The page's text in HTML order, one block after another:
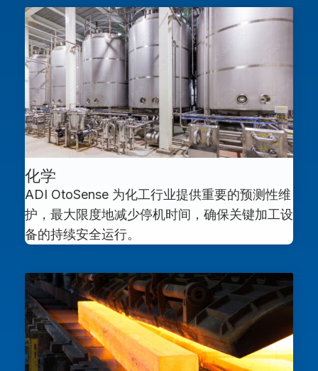
化学
ADI OtoSense 为化工行业提供重要的预测性维
护，最大限度地减少停机时间，确保关键加工设
备的持续安全运行。